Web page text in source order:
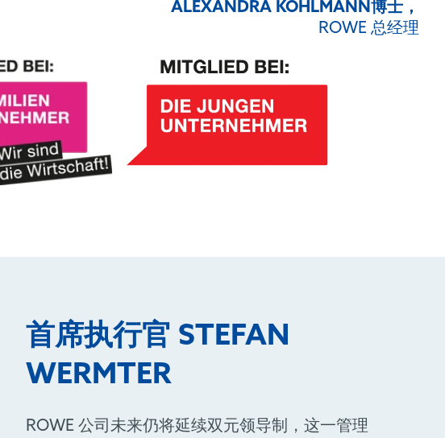
ALEXANDRA KOHLMANN博士，
ROWE 总经理
首席执行官 STEFAN
WERMTER
ROWE 公司未来仍将延续双元领导制，这一管理